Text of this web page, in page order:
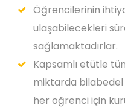
Öğrencilerinin
ulaşabilecekleri
sağlamaktadırlar.
Kapsamlı etütle
miktarda
her öğrenci için